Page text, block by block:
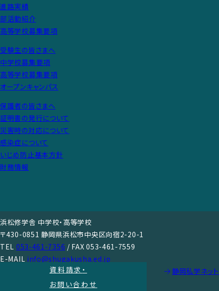
資料請求 ・
お問い合わせ
進路実績
部活動紹介
高等学校募集要項
受験生の皆さまへ
中学校募集要項
高等学校募集要項
オープンキャンパス
保護者の皆さまへ
証明書の発行について
災害時の対応について
感染症について
いじめ防止基本方針
財務情報
浜松修学舎 中学校・高等学校
〒430-0851 静岡県浜松市中央区向宿2-20-1
TEL 053-461-7356 / FAX 053-461-7559
E-MAIL info@shugakusha.ed.jp
静岡私学ネット
Copyright © HAMAMATSU SHUGAKUSHA.